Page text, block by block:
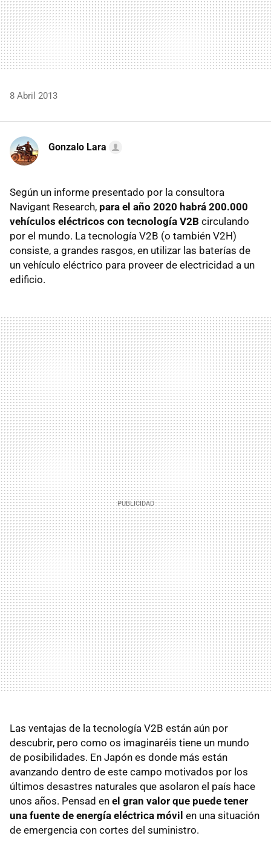
8 Abril 2013
Gonzalo Lara
Según un informe presentado por la consultora
Navigant Research, para el año 2020 habrá 200.000
vehículos eléctricos con tecnología V2B circulando
por el mundo. La tecnología V2B (o también V2H)
consiste, a grandes rasgos, en utilizar las baterías de
un vehículo eléctrico para proveer de electricidad a un
edificio.
Las ventajas de la tecnología V2B están aún por
descubrir, pero como os imaginaréis tiene un mundo
de posibilidades. En Japón es donde más están
avanzando dentro de este campo motivados por los
últimos desastres naturales que asolaron el país hace
unos años. Pensad en el gran valor que puede tener
una fuente de energía eléctrica móvil en una situación
de emergencia con cortes del suministro.